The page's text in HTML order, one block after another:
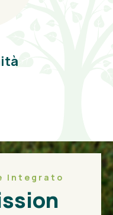
Integrato